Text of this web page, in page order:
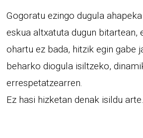
Gogoratu ezingo dugula
eskua altxatuta dugun bitartean,
ohartu ez bada, hitzik egin gabe
beharko diogula isiltzeko,
errespetatzearren.
Ez hasi hizketan denak isildu arte.